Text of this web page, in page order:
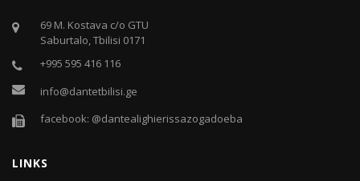
69 M. Kostava c/o GTU
Saburtalo, Tbilisi 0171
+995 595 416 116
info@dantetbilisi.ge
facebook: @dantealighierissazogadoeba
LINKS